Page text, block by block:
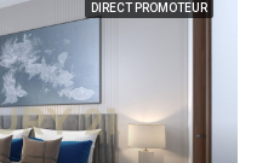
DIRECT PROMOTEUR